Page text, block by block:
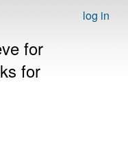
log in
for
for